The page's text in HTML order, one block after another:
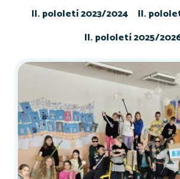
II. pololetí 2023/2024
II.
II. pololetí 2025/